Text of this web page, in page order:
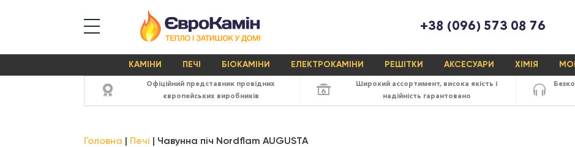
+38 (096) 573 08 76
КАМІНИ ПЕЧІ БІОКАМІНИ ЕЛЕКТРОКАМІНИ РЕШІТКИ АКСЕСУАРИ ХІМІЯ
Офіційний представник провідних
європейських виробників
Широкий ассортимент, висока якість і
надійність гарантовано
Головна Печі Чавунна піч Nordflam AUGUSTA